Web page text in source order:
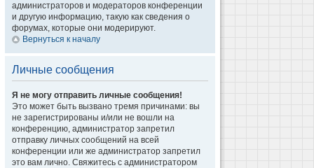
администраторов и модераторов конференции
и другую информацию, такую как сведения о
форумах, которые они модерируют.
Вернуться к началу
Личные сообщения
Я не могу отправить личные сообщения!
Это может быть вызвано тремя причинами: вы
не зарегистрированы и/или не вошли на
конференцию, администратор запретил
отправку личных сообщений на всей
конференции или же администратор запретил
это вам лично. Свяжитесь с администратором